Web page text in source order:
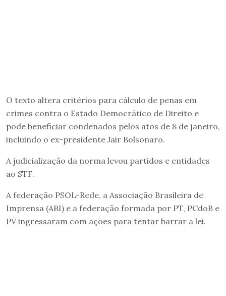
O texto altera critérios para cálculo de penas em
crimes contra o Estado Democrático de Direito e
pode beneficiar condenados pelos atos de 8 de janeiro,
incluindo o ex-presidente Jair Bolsonaro.
A judicialização da norma levou partidos e entidades
ao STF.
A federação PSOL-Rede, a Associação Brasileira de
Imprensa (ABI) e a federação formada por PT, PCdoB e
PV ingressaram com ações para tentar barrar a lei.